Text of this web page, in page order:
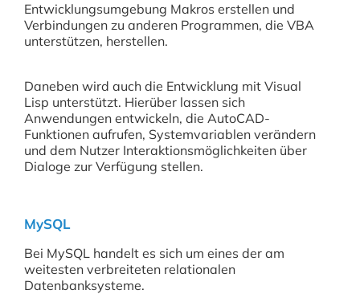
Entwicklungsumgebung Makros erstellen und
Verbindungen zu anderen Programmen, die VBA
unterstützen, herstellen.
Daneben wird auch die Entwicklung mit Visual
Lisp unterstützt. Hierüber lassen sich
Anwendungen entwickeln, die AutoCAD-
Funktionen aufrufen, Systemvariablen verändern
und dem Nutzer Interaktionsmöglichkeiten über
Dialoge zur Verfügung stellen.
MySQL
Bei MySQL handelt es sich um eines der am
weitesten verbreiteten relationalen
Datenbanksysteme.